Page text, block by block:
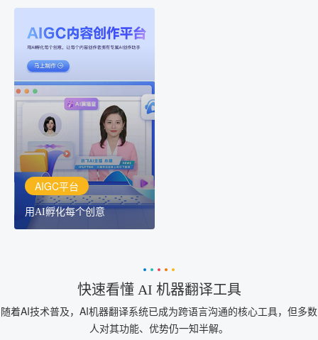
AIGC平台
用AI孵化每个创意
AIGC平台
用AI孵化每个创意
讯飞AIGC平台：让每个创
作者都拥有自己的专注AI
创作助手
快速看懂 AI 机器翻译工具
随着AI技术普及，AI机器翻译系统已成为跨语言沟通的核心工具，但多数
人对其功能、优势仍一知半解。